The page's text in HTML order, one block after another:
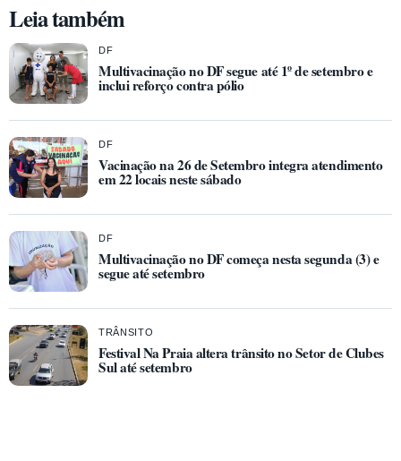
Leia também
DF
Multivacinação no DF segue até 1º de setembro e
inclui reforço contra pólio
DF
Vacinação na 26 de Setembro integra atendimento
em 22 locais neste sábado
DF
Multivacinação no DF começa nesta segunda (3) e
segue até setembro
TRÂNSITO
Festival Na Praia altera trânsito no Setor de Clubes
Sul até setembro